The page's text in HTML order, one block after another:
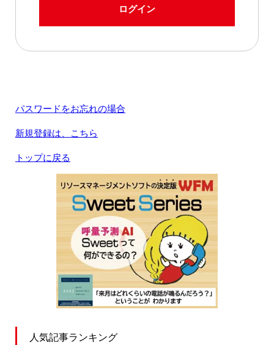
ログイン
パスワードをお忘れの場合
新規登録は、こちら
トップに戻る
人気記事ランキング